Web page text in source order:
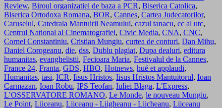
Review, Biroul organizatiei de baza a PCR, Biserica Catolica,
Biserica Ortodoxa Romana, BOR, Cannes, Cartea Judecatorilor,
Caruselul, Catedrala Mantuirii Neamului, cazul tanacu, cc al utc,
Centrul National al Cinematografiei, Civic Media, CNA, CNC,
Cornel Constantiniu, Cristian Mungiu, curtea de conturi, Dan Mihu,
Daniel Corogeanu, die, dss, Dublu plagiat, Dupa dealuri, editura
humanitas, evanghelistii, Fecioara Maria, Festivalul de la Cannes,
France 24, Franta, GDS, HBO, Hotnews, hué et applaudi,
Humanitas, iasi, ICR, Iisus Hristos, Iisus Hristos Mantuitorul, Ioan
Carmazan, Ioan Robu, IPS Teofan, Iuliei Blaga, L'Express,
L’OSSERVATORE ROMANO, Le Monde, le nouveau Mungiu,
Le Point, Liiceanu, Liiceanu - Liigheanu - Liicheanu, Liiceanu